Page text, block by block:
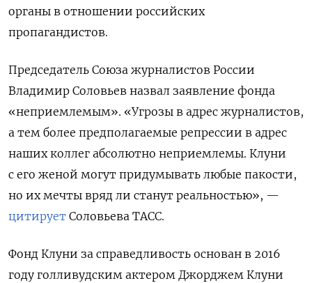
органы в отношении российских
пропагандистов.
Председатель Союза журналистов России
Владимир Соловьев назвал заявление фонда
«неприемлемым». «Угрозы в адрес журналистов,
а тем более предполагаемые репрессии в адрес
наших коллег абсолютно неприемлемы. Клуни
с его женой могут придумывать любые пакости,
но их мечты вряд ли станут реальностью», —
цитирует Соловьева ТАСС.
Фонд Клуни за справедливость основан в 2016
году голливудским актером Джорджем Клуни